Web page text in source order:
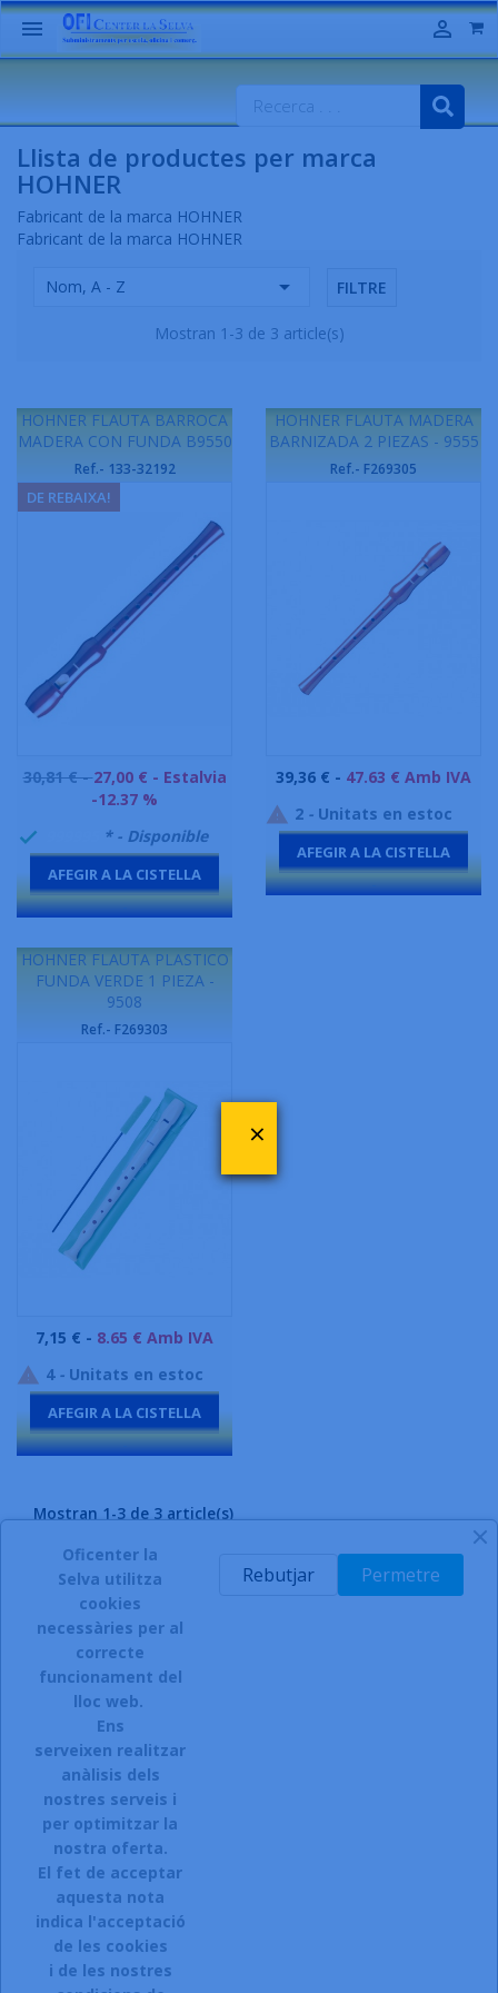
 
Llista de productes per marca
HOHNER
Fabricant de la marca HOHNER
Fabricant de la marca HOHNER
Nom, A - Z  FILTRE
Mostran 1-3 de 3 article(s)
HOHNER FLAUTA BARROCA
MADERA CON FUNDA B9550
Ref.- 133-32192
DE REBAIXA!
Preu
30,81 € -27,00 € - Estalvia
-12.37 %
 * - Disponible
AFEGIR A LA CISTELLA
-
HOHNER FLAUTA MADERA
BARNIZADA 2 PIEZAS - 9555
Ref.- F269305
Preu
39,36 € - 47.63 € Amb IVA
 2 - Unitats en estoc
AFEGIR A LA CISTELLA
-
HOHNER FLAUTA PLASTICO
FUNDA VERDE 1 PIEZA -
9508
Ref.- F269303
Preu
7,15 € - 8.65 € Amb IVA
 4- Unitats en estoc
AFEGIR A LA CISTELLA
-
Mostran 1-3 de 3 article(s)
Torna a l'inici
INSCRIURE'S AL BUTLLETÍ
Accepto el termes, condicions de servei i la política de
privacitat d'aquest lloc web.
ARTICLES
LA NOSTRA COMPANYIA
Oficenter la
Selva utilitza
cookies
necessàries per al
correcte
funcionament del
lloc web.
Ens
serveixen realitzar
anàlisis dels
nostres serveis i
per optimitzar la
nostra oferta.
El fet de acceptar
aquesta nota
indica l'acceptació
de les cookies
i de les nostres
Permetre
Rebutjar
×